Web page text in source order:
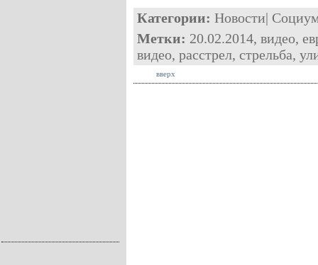
Категории: Новости|
Метки: 20.02.2014, видео,
видео, расстрел, стрельба,
вверх